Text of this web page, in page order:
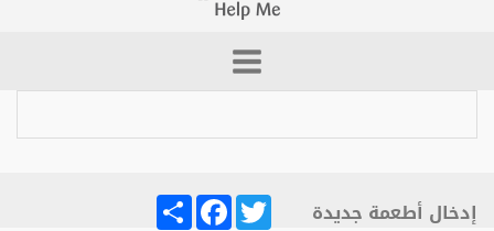
إدخال أطعمة جديدة Share
FacebookTwitter